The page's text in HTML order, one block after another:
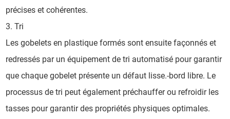
précises et cohérentes.
3. Tri
Les gobelets en plastique formés sont ensuite façonnés et
redressés par un équipement de tri automatisé pour garantir
que chaque gobelet présente un défaut lisse.-bord libre. Le
processus de tri peut également préchauffer ou refroidir les
tasses pour garantir des propriétés physiques optimales.